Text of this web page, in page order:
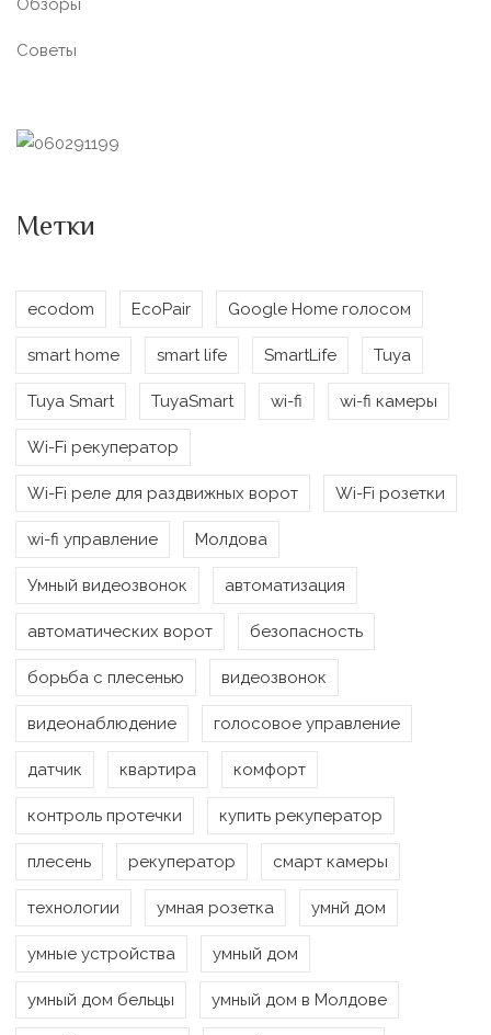
Обзоры
Советы
Метки
ecodom EcoPair Google Home голосом
smart home smart life SmartLife Tuya
Tuya Smart TuyaSmart wi-fi wi-fi камеры
Wi-Fi рекуператор
Wi-Fi реле для раздвижных ворот Wi-Fi розетки
wi-fi управление Молдова
Умный видеозвонок автоматизация
автоматических ворот безопасность
борьба с плесенью видеозвонок
видеонаблюдение голосовое управление
датчик квартира комфорт
контроль протечки купить рекуператор
плесень рекуператор смарт камеры
технологии умная розетка умнй дом
умные устройства умный дом
умный дом бельцы умный дом в Молдове